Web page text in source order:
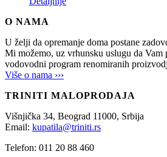
O NAMA
U želji da opremanje doma postane
Mi možemo, uz vrhunsku uslugu da Vam
vodovodni program renomiranih
Više o nama ›››
TRINITI MALOPRODAJA
Višnjička 34, Beograd 11000, Srbija
Email: kupatila@triniti.rs
Telefon: 011 20 88 460